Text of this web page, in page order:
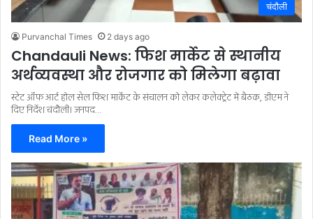
चंदौली
Purvanchal Times 2 days ago
Chandauli News: फिश मार्केट से स्थानीय
अर्थव्यवस्था और रोजगार को मिलेगा बढ़ावा
स्टेट ऑफ आर्ट होल सेल फिश मार्केट के संचालन को लेकर कलेक्ट्रेट में बैठक, डीएम ने
दिए निर्देश चंदौली। जनपद…
Read More »